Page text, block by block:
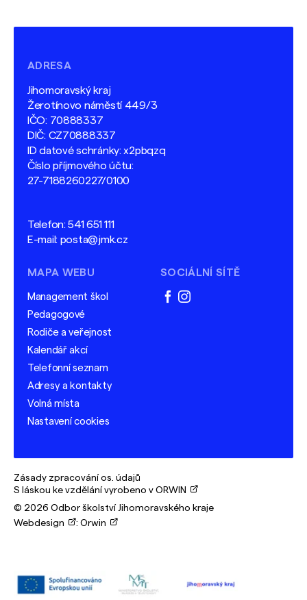
ADRESA
Jihomoravský kraj
Žerotínovo náměstí 449/3
IČO: 70888337
DIČ: CZ70888337
ID datové schránky: x2pbqzq
Číslo příjmového účtu:
27-7188260227/0100
Telefon:541 651 111
E-mail: posta@jmk.cz
MAPA WEBU
Management škol
Pedagogové
Rodiče a veřejnost
Kalendář akcí
Telefonní seznam
Adresy a kontakty
Volná místa
Nastavení cookies
SOCIÁLNÍ SÍTĚ
facebook
instagram
Zásady zpracování os. údajů
S láskou ke vzdělání vyrobeno v ORWIN
© 2026 Odbor školství Jihomoravského kraje
Webdesign
: Orwin